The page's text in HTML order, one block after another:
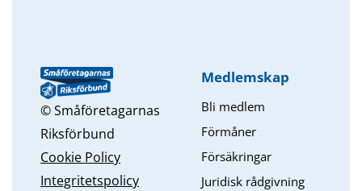
© Småföretagarnas
Riksförbund
Cookie Policy
Integritetspolicy
Medlemskap
Bli medlem
Förmåner
Försäkringar
Juridisk rådgivning